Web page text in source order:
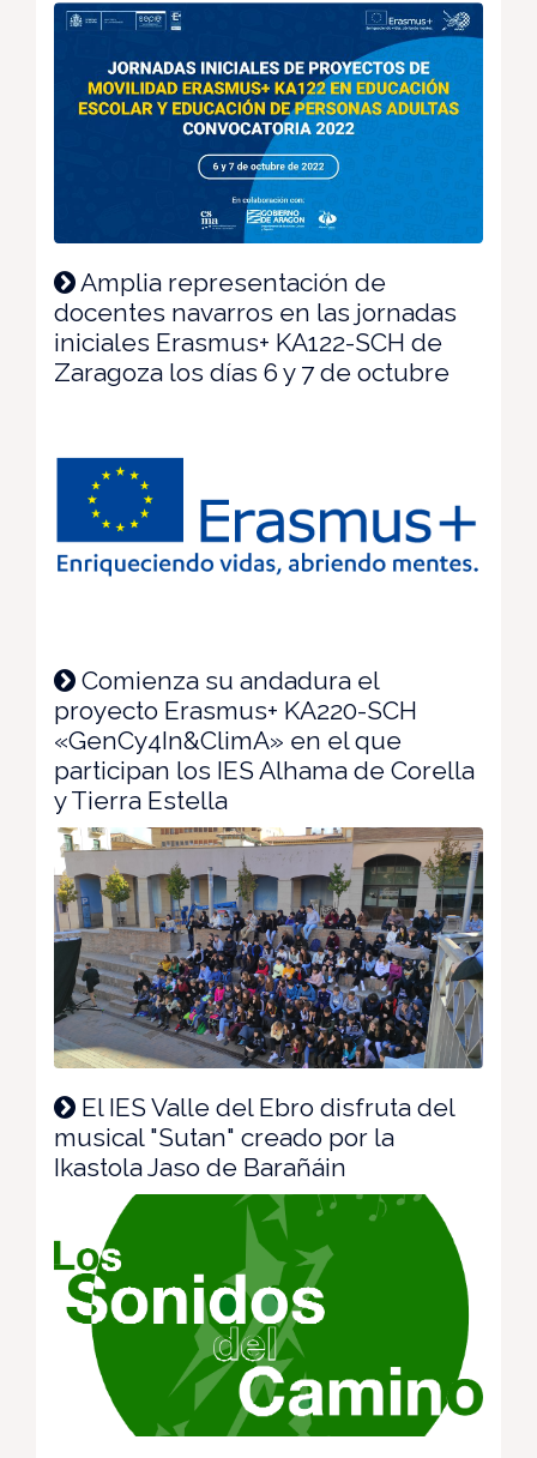
Amplia representación de
docentes navarros en las jornadas
iniciales Erasmus+ KA122-SCH de
Zaragoza los días 6 y 7 de octubre
Comienza su andadura el
proyecto Erasmus+ KA220-SCH
«GenCy4In&ClimA» en el que
participan los IES Alhama de Corella
y Tierra Estella
El IES Valle del Ebro disfruta del
musical "Sutan" creado por la
Ikastola Jaso de Barañáin